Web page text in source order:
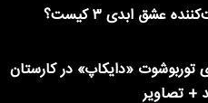
عشق ابدی ۳ کیست؟
توربوشوت «دایکاپ» در کارستان
+ تصاویر